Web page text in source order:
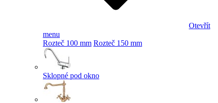
Otevřít
menu
Rozteč 100 mm Rozteč 150 mm
Sklopné pod okno